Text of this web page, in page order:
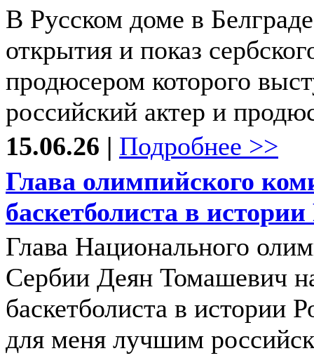
В Русском доме в
открытия и показ
продюсером которого
российский актер и
15.06.26 | Подробнее >>
Глава олимпийского
баскетболиста в
Глава Национального
Сербии Деян Томашевич
баскетболиста в истории
для меня лучшим